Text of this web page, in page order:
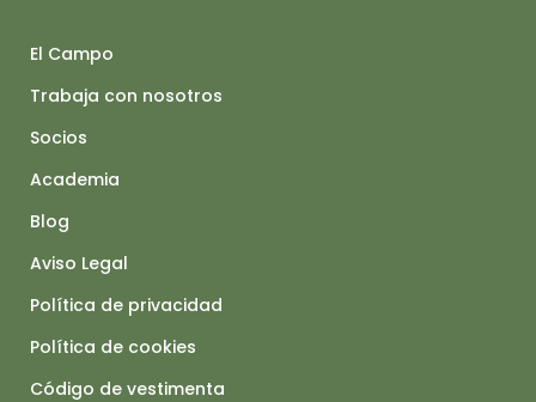
El Campo
Trabaja con nosotros
Socios
Academia
Blog
Aviso Legal
Política de privacidad
Política de cookies
Código de vestimenta